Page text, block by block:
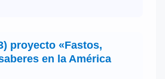
proyecto «Fastos,
en la América